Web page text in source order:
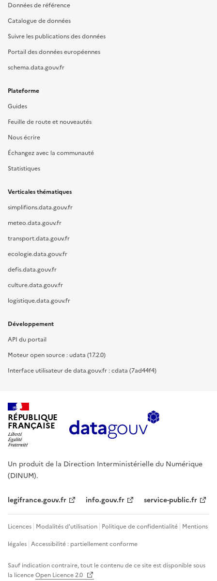
Données de référence
Catalogue de données
Suivre les publications des données
Portail des données européennes
schema.data.gouv.fr
Plateforme
Guides
Feuille de route et nouveautés
Nous écrire
Échangez avec la communauté
Statistiques
Verticales thématiques
simplifions.data.gouv.fr
meteo.data.gouv.fr
transport.data.gouv.fr
ecologie.data.gouv.fr
defis.data.gouv.fr
culture.data.gouv.fr
logistique.data.gouv.fr
Développement
API du portail
Moteur open source : udata (17.2.0)
Interface utilisateur de data.gouv.fr : cdata (7ad44f4)
RÉPUBLIQUE
FRANÇAISE
Un produit de la Direction Interministérielle du Numérique
(DINUM).
legifrance.gouv.fr info.gouv.fr service-public.fr
Licences Modalités d'utilisation Politique de confidentialité Mentions
légales Accessibilité : partiellement conforme
Sauf indication contraire, tout le contenu de ce site est disponible sous
la licenceOpen Licence 2.0